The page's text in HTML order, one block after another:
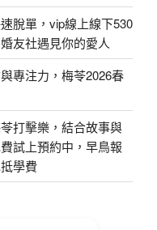
脫單，vip線上線下530
友社遇見你的愛人
專注力，梅苓2026春
打擊樂，結合故事與
試上預約中，早鳥報
學費